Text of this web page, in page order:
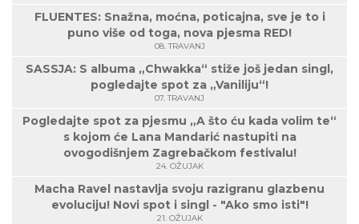
FLUENTES: Snažna, moćna, poticajna, sve je to i
puno više od toga, nova pjesma RED!
08. TRAVANJ
SASSJA: S albuma „Chwakka“ stiže još jedan singl,
pogledajte spot za „Vaniliju“!
07. TRAVANJ
Pogledajte spot za pjesmu „A što ću kada volim te“
s kojom će Lana Mandarić nastupiti na
ovogodišnjem Zagrebačkom festivalu!
24. OŽUJAK
Macha Ravel nastavlja svoju razigranu glazbenu
evoluciju! Novi spot i singl - "Ako smo isti"!
21. OŽUJAK